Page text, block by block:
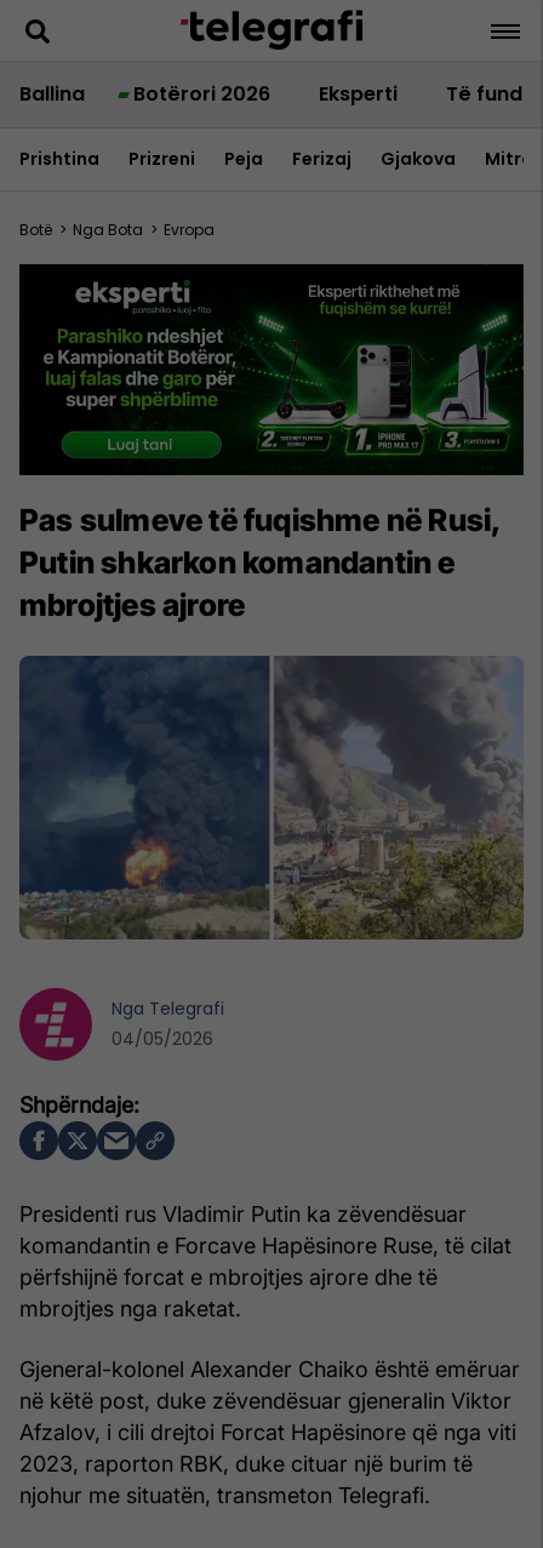
Ballina Botërori 2026 Eksperti Të fundit
Prishtina Prizreni Peja Ferizaj Gjakova
Botë > Nga Bota > Evropa
Pas sulmeve të fuqishme në Rusi,
Putin shkarkon komandantin e
mbrojtjes ajrore
Presidenti rus Vladimir Putin ka zëvendësuar
komandantin e Forcave Hapësinore Ruse, të cilat
përfshijnë forcat e mbrojtjes ajrore dhe të
mbrojtjes nga raketat.
Gjeneral-kolonel Alexander Chaiko është emëruar
në këtë post, duke zëvendësuar gjeneralin Viktor
Afzalov, i cili drejtoi Forcat Hapësinore që nga viti
2023, raporton RBK, duke cituar një burim të
njohur me situatën, transmeton Telegrafi.
Nga Telegrafi
04/05/2026